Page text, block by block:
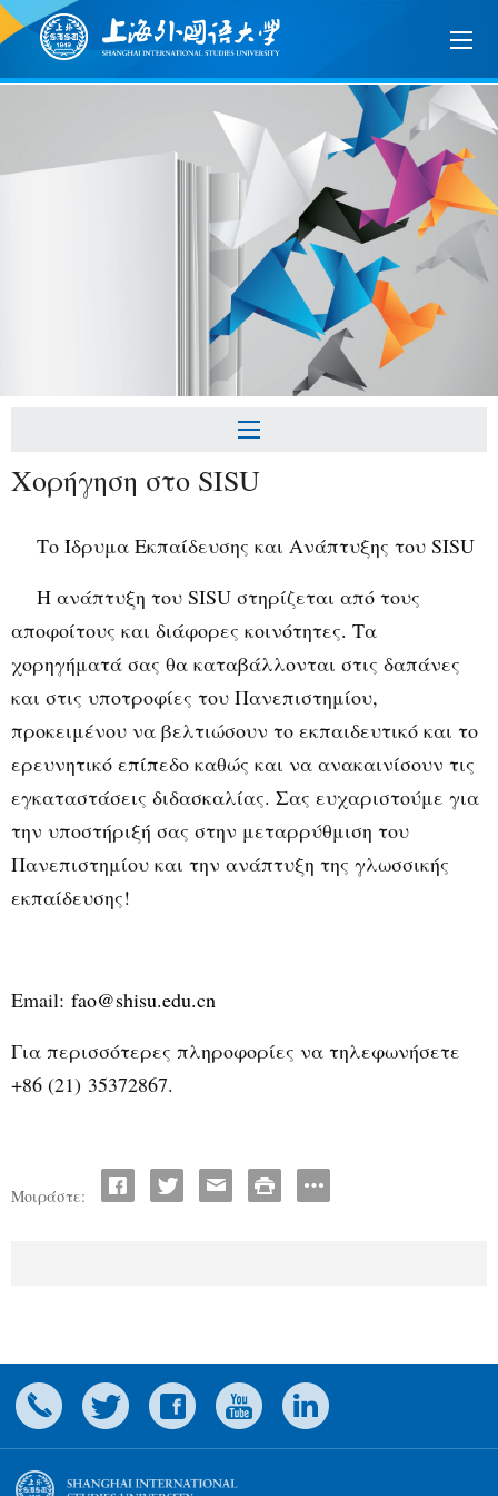
Χορήγηση στο SISU
Το Ίδρυμα Εκπαίδευσης και Ανάπτυξης του SISU
Η ανάπτυξη του SISU στηρίζεται από τους
αποφοίτους και διάφορες κοινότητες. Τα
χορηγήματά σας θα καταβάλλονται στις δαπάνες
και στις υποτροφίες του Πανεπιστημίου,
προκειμένου να βελτιώσουν το εκπαιδευτικό και το
ερευνητικό επίπεδο καθώς και να ανακαινίσουν τις
εγκαταστάσεις διδασκαλίας. Σας ευχαριστούμε για
την υποστήριξή σας στην μεταρρύθμιση του
Πανεπιστημίου και την ανάπτυξη της γλωσσικής
εκπαίδευσης!
Email: fao@shisu.edu.cn
Για περισσότερες πληροφορίες να τηλεφωνήσετε
+86 (21) 35372867.
Μοιράστε: